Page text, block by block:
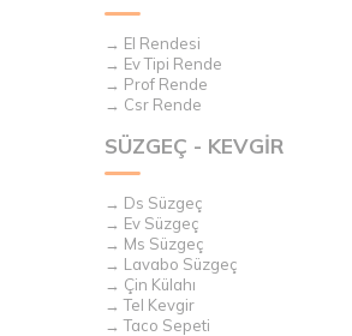
→ El Rendesi
→ Ev Tipi Rende
→ Prof Rende
→ Csr Rende
SÜZGEÇ - KEVGİR
→ Ds Süzgeç
→ Ev Süzgeç
→ Ms Süzgeç
→ Lavabo Süzgeç
→ Çin Külahı
→ Tel Kevgir
→ Taco Sepeti